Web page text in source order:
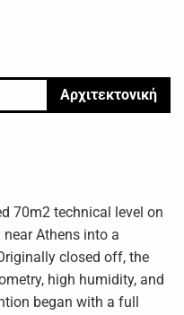
Αρχιτεκτονική
70m2 technical level on
Athens into a
closed off, the
high humidity, and
began with a full